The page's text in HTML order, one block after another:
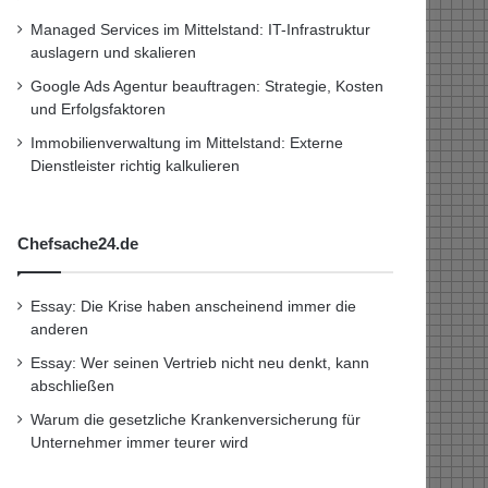
Managed Services im Mittelstand: IT-Infrastruktur
auslagern und skalieren
Google Ads Agentur beauftragen: Strategie, Kosten
und Erfolgsfaktoren
Immobilienverwaltung im Mittelstand: Externe
Dienstleister richtig kalkulieren
Chefsache24.de
Essay: Die Krise haben anscheinend immer die
anderen
Essay: Wer seinen Vertrieb nicht neu denkt, kann
abschließen
Warum die gesetzliche Krankenversicherung für
Unternehmer immer teurer wird